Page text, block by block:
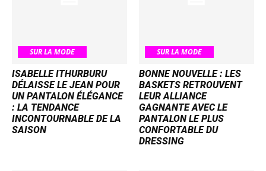
SUR LA MODE
ISABELLE ITHURBURU
DÉLAISSE LE JEAN POUR
UN PANTALON ÉLÉGANCE
: LA TENDANCE
INCONTOURNABLE DE LA
SAISON
SUR LA MODE
BONNE NOUVELLE : LES
BASKETS RETROUVENT
LEUR ALLIANCE
GAGNANTE AVEC LE
PANTALON LE PLUS
CONFORTABLE DU
DRESSING